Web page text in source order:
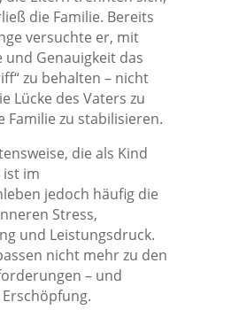
die Familie. Bereits
versuchte er, mit
und Genauigkeit das
zu behalten – nicht
Lücke des Vaters zu
Familie zu stabilisieren.
die als Kind
im
jedoch häufig die
Stress,
und Leistungsdruck.
nicht mehr zu den
– und